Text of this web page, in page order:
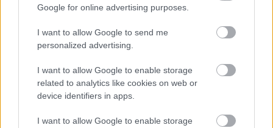
Google for online advertising purposes.
I want to allow Google to send me
personalized advertising.
I want to allow Google to enable storage
related to analytics like cookies on web or
device identifiers in apps.
I want to allow Google to enable storage
a tejé 22,5,
a vaj- és vajkrémé 19,2,
a kávéé 16,1,